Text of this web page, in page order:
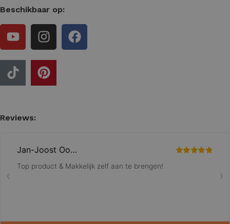
Beschikbaar op:
Reviews: